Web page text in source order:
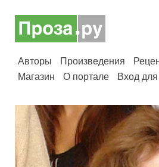
Авторы Произведения
Магазин
О портале Вход